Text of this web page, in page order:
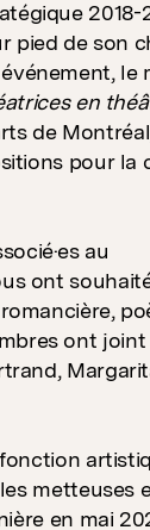
2018-
pied de son
le
en
de
pour la
au
ont
ont joint
metteuses
en mai